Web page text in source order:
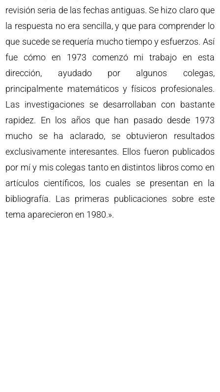
revisión seria de las fechas antiguas. Se hizo claro que
la respuesta no era sencilla, y que para comprender lo
que sucede se requería mucho tiempo y esfuerzos. Así
fue cómo en 1973 comenzó mi trabajo en esta
dirección, ayudado por algunos colegas,
principalmente matemáticos y físicos profesionales.
Las investigaciones se desarrollaban con bastante
rapidez. En los años que han pasado desde 1973
mucho se ha aclarado, se obtuvieron resultados
exclusivamente interesantes. Ellos fueron publicados
por mí y mis colegas tanto en distintos libros como en
artículos científicos, los cuales se presentan en la
bibliografía. Las primeras publicaciones sobre este
tema aparecieron en 1980.».